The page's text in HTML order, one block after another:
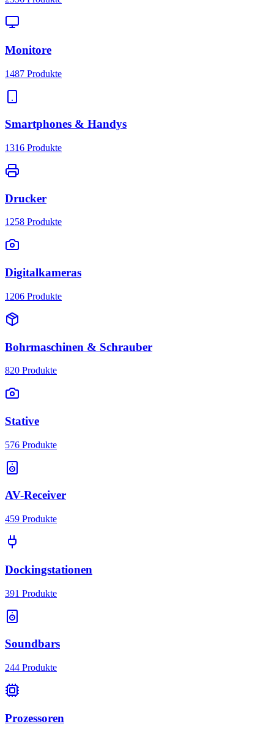
Monitore
1487 Produkte
Smartphones & Handys
1316 Produkte
Drucker
1258 Produkte
Digitalkameras
1206 Produkte
Bohrmaschinen & Schrauber
820 Produkte
Stative
576 Produkte
AV-Receiver
459 Produkte
Dockingstationen
391 Produkte
Soundbars
244 Produkte
Prozessoren